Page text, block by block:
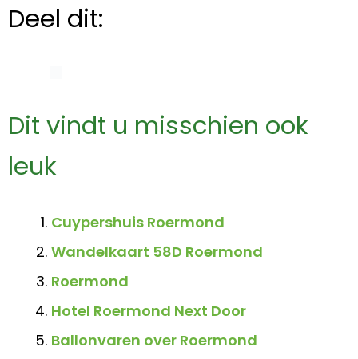
Deel dit:
Dit vindt u misschien ook
leuk
Cuypershuis Roermond
Wandelkaart 58D Roermond
Roermond
Hotel Roermond Next Door
Ballonvaren over Roermond